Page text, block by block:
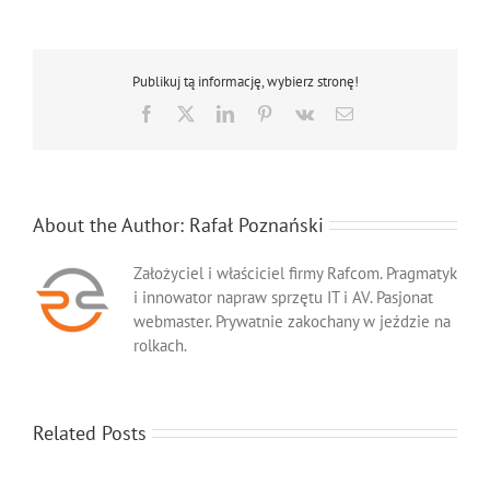
284e
Publikuj tą informację, wybierz stronę!
Facebook LinkedInPinterest
Vk Email
About the Author: Rafał Poznański
Założyciel i właściciel firmy Rafcom. Pragmatyk
i innowator napraw sprzętu IT i AV. Pasjonat
webmaster. Prywatnie zakochany w jeździe na
rolkach.
Related Posts